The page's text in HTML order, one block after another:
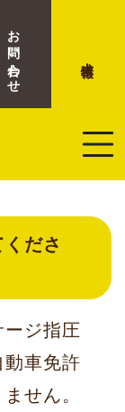
お問い合わせ
ださ
ジ指圧
車免許
せん。